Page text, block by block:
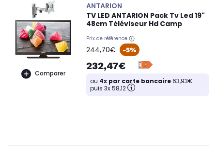
Comparer
ANTARION
TV LED ANTARION Pack Tv Led 19"
48cm Téléviseur Hd Camp
Prix de référence
oldPrice
244,70€ -5%
232,47€
ou 4x par carte bancaire63,93€
puis 3x 58,12